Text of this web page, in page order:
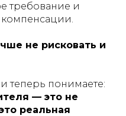
требование и
не рисковать и
теперь понимаете:
— это не
реальная